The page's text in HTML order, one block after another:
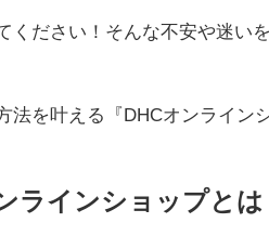
ください！そんな不安や迷い
法を叶える『DHCオンライン
ラインショップとは